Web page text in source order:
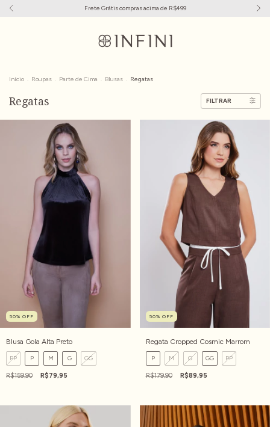
Frete Grátis compras acima de R$499
Início . Roupas . Parte de Cima . Blusas . Regatas
Regatas FILTRAR
50% OFF
Blusa Gola Alta Preto
PP P M G GG
R$159,90 R$79,95
50% OFF
Regata Cropped Cosmic Marrom
P M G GG PP
R$179,90 R$89,95